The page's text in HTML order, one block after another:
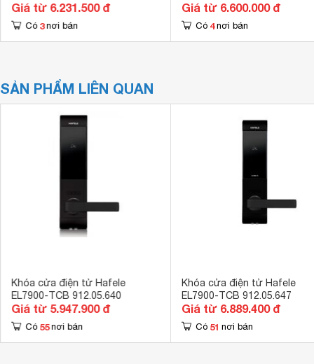
Giá từ 6.231.500 đ
Có 3 nơi bán
Giá từ 6.600.000 đ
Có 4 nơi bán
SẢN PHẨM LIÊN QUAN
Khóa cửa điện tử Hafele
EL7900-TCB 912.05.640
Giá từ 5.947.900 đ
Có 55 nơi bán
Khóa cửa điện tử Hafele
EL7900-TCB 912.05.647
Giá từ 6.889.400 đ
Có 51 nơi bán